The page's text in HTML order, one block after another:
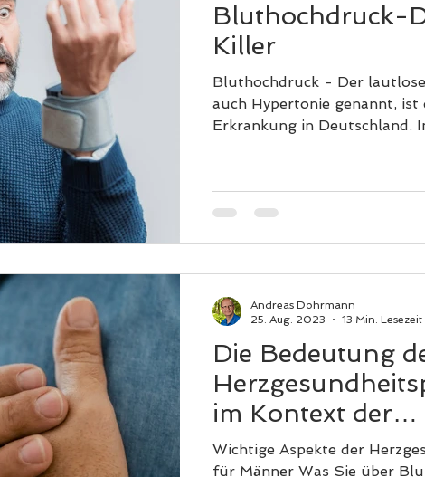
Bluthochdruck-
Killer
Bluthochdruck - Der
auch Hypertonie genannt,
Erkrankung in Deutschland.
Die Bedeutung
im Kontext der
Wichtige Aspekte der
für Männer Was Sie über Bluthochdruck
Andreas Dohrmann
25. Aug. 2023
13 Min. Lesezeit